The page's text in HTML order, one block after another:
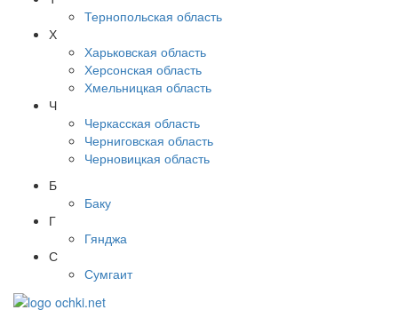
Тернопольская область
Х
Харьковская область
Херсонская область
Хмельницкая область
Ч
Черкасская область
Черниговская область
Черновицкая область
Б
Баку
Г
Гянджа
С
Сумгаит